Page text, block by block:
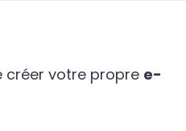
créer votre propre e-